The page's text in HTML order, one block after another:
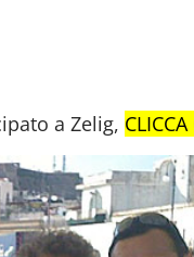
a Zelig,